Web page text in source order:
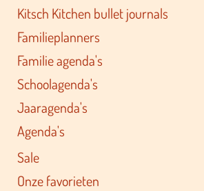
Kitsch Kitchen bullet journals
Familieplanners
Familie agenda's
Schoolagenda's
Jaaragenda's
Agenda's
Sale
Onze favorieten